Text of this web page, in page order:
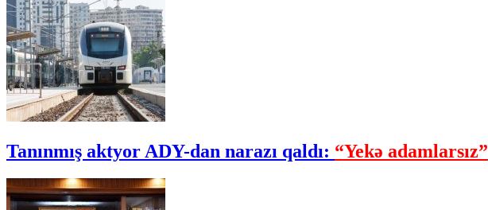
Tanınmış aktyor ADY-dan narazı qaldı: “Yekə adamlarsız”